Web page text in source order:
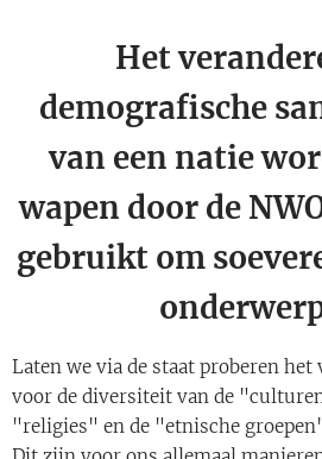
Het
demografische
van een natie
wapen door de
gebruikt om
Laten we via de staat proberen
voor de diversiteit van de
"religies" en de "etnische